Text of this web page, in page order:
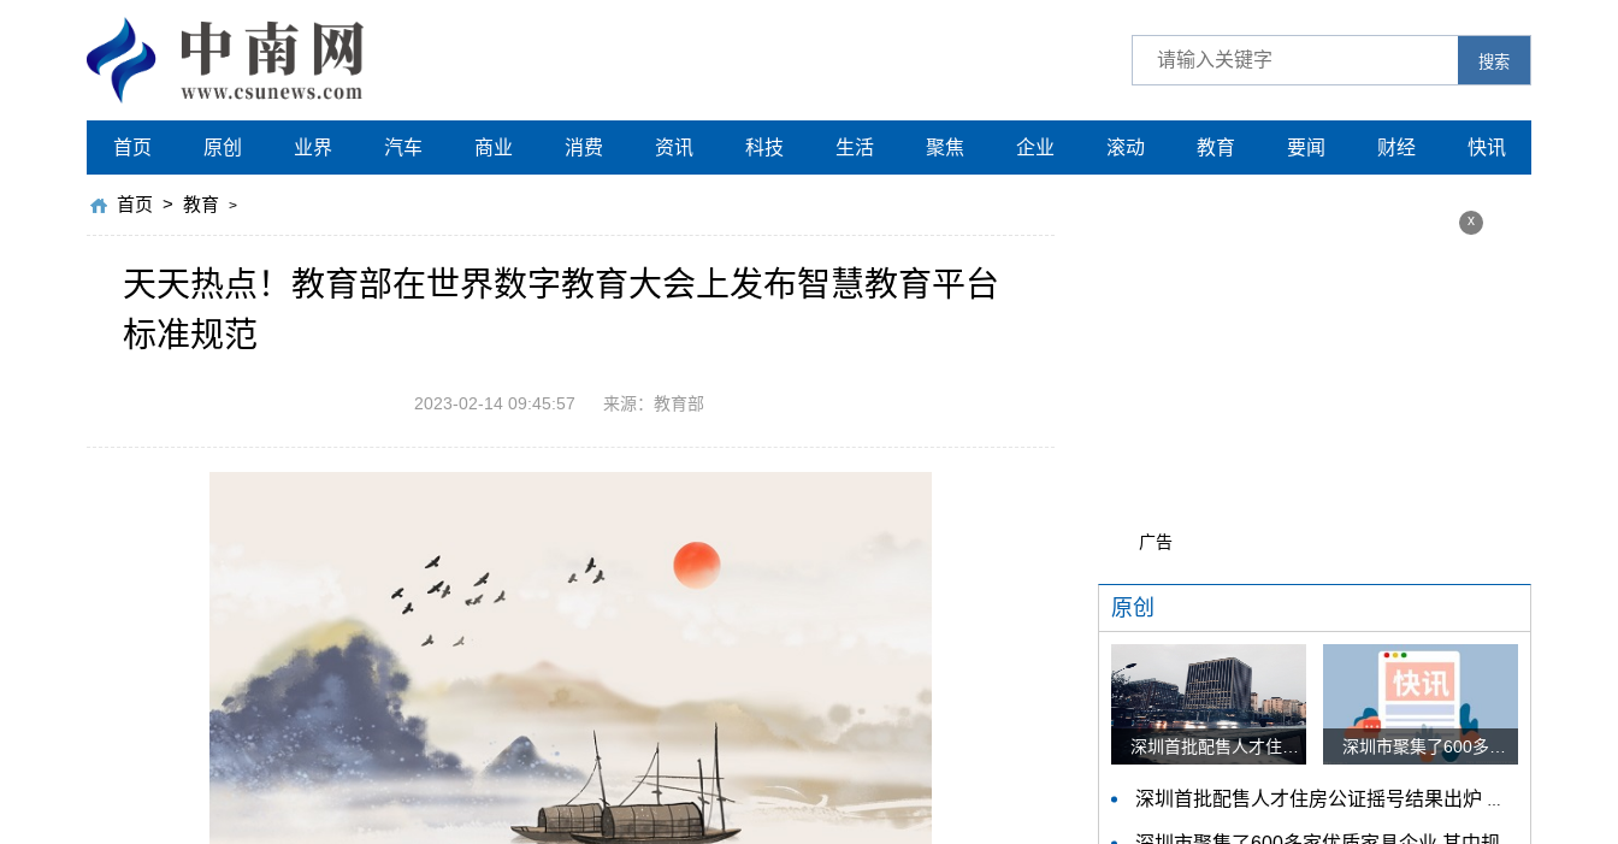
搜索
首页 原创 业界 汽车 商业 消费 资讯 科技 生活 聚焦 企业 滚动 教育 要闻 财经 快讯
首页 > 教育 >
天天热点！教育部在世界数字教育大会上发布智慧教育平台
标准规范
2023-02-14 09:45:57 来源：教育部
x
广告
原创
深圳首批配售人才住房公证摇号结果出炉 认购家庭将于12月9日起选房